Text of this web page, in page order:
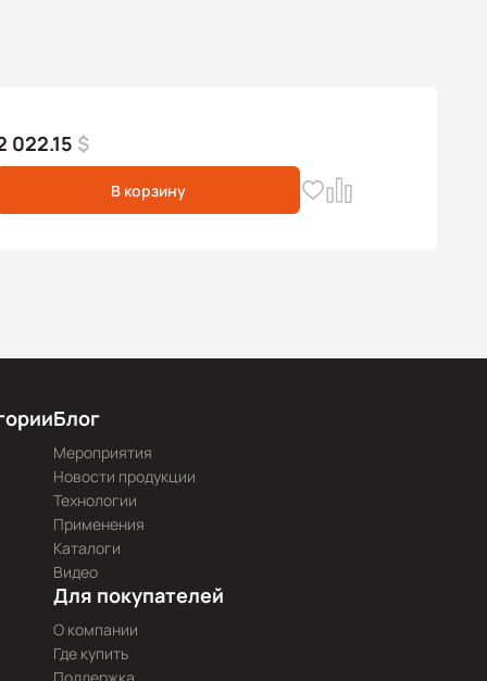
022.15 $
В корзину
Блог
Мероприятия
Новости продукции
Технологии
Применения
Каталоги
Видео
Для покупателей
О компании
Где купить